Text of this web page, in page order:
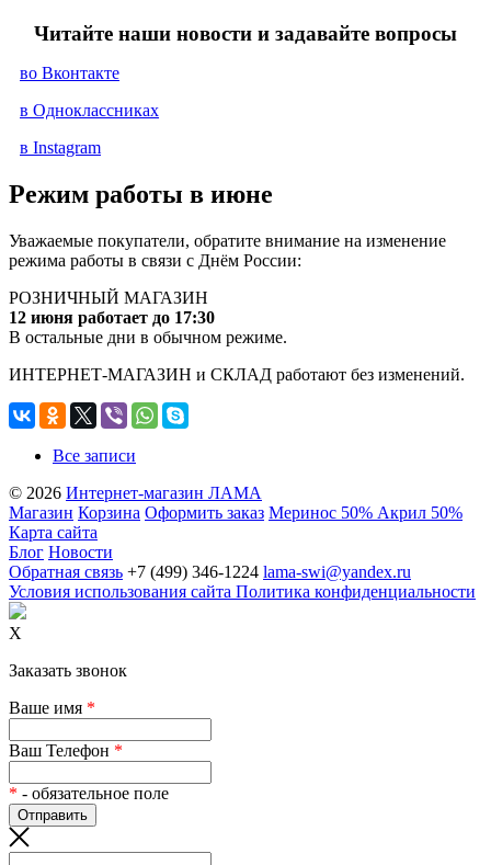
Читайте наши новости и задавайте вопросы
во Вконтакте
в Одноклассниках
в Instagram
Режим работы в июне
Уважаемые покупатели, обратите внимание на изменение
режима работы в связи с Днём России:
РОЗНИЧНЫЙ МАГАЗИН
12 июня работает до 17:30
В остальные дни в обычном режиме.
ИНТЕРНЕТ-МАГАЗИН и СКЛАД работают без изменений.
Все записи
© 2026 Интернет-магазин ЛАМА
Магазин Корзина Оформить заказ Меринос 50% Акрил 50%
Карта сайта
Блог Новости
Обратная связь +7 (499) 346-1224 lama-swi@yandex.ru
Условия использования сайта Политика конфиденциальности
X
Заказать звонок
Ваше имя *
Ваш Телефон *
* - обязательное поле